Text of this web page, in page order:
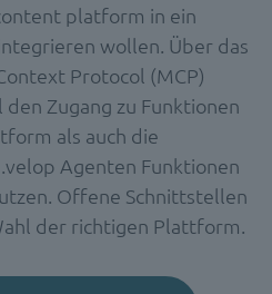
platform in ein
wollen. Über das
Protocol (MCP)
Zugang zu Funktionen
als auch die
Agenten Funktionen
Offene Schnittstellen
der richtigen Plattform.